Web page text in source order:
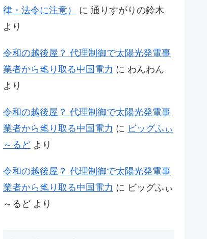
律・法令に注意）
に 通りすがりの鈴木
より
令和の越後屋？ 代理制御で太陽光発電事
業者から毟り取る中国電力 に わんわん
より
令和の越後屋？ 代理制御で太陽光発電事
業者から毟り取る中国電力 に ビッグふぃ
～るど より
令和の越後屋？ 代理制御で太陽光発電事
業者から毟り取る中国電力 に ビッグふぃ
～るど より